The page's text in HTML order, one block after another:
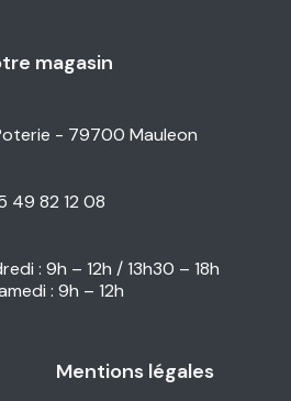
magasin
- 79700 Mauleon
49 82 12 08
: 9h – 12h / 13h30 – 18h
: 9h – 12h
Mentions légales